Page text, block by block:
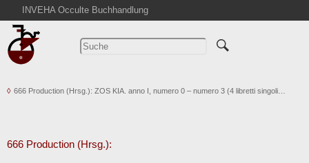
INVEHA Occulte Buchhandlung
Startseite
Detailsuche
Warenkorb
666 Production (Hrsg.): ZOS KIA. anno I, numero 0 – numero 3 (4 libretti singoli…
666 Production (Hrsg.):